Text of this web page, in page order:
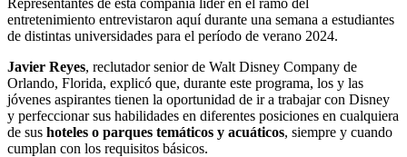
entretenimiento entrevistaron aquí durante una semana a estudiantes
de distintas universidades para el período de verano 2024.
Javier Reyes, reclutador senior de Walt Disney Company de
Orlando, Florida, explicó que, durante este programa, los y las
jóvenes aspirantes tienen la oportunidad de ir a trabajar con Disney
y perfeccionar sus habilidades en diferentes posiciones en cualquiera
de sus hoteles o parques temáticos y acuáticos, siempre y cuando
cumplan con los requisitos básicos.